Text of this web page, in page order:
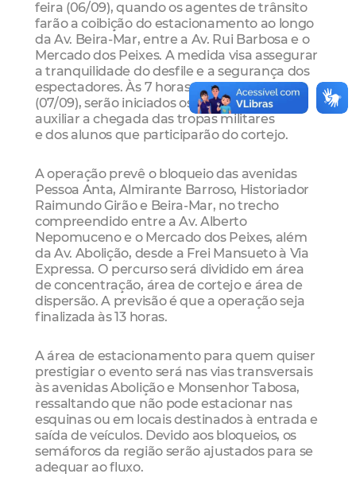
feira (06/09), quando os agentes de trânsito
farão a coibição do estacionamento ao longo
da Av. Beira-Mar, entre a Av. Rui Barbosa e o
Mercado dos Peixes. A medida visa assegurar
a tranquilidade do desfile e a segurança dos
espectadores. Às 7 horas de quinta-feira
(07/09), serão iniciados os bloqueios para
auxiliar a chegada das tropas militares
e dos alunos que participarão do cortejo.
A operação prevê o bloqueio das avenidas
Pessoa Anta, Almirante Barroso, Historiador
Raimundo Girão e Beira-Mar, no trecho
compreendido entre a Av. Alberto
Nepomuceno e o Mercado dos Peixes, além
da Av. Abolição, desde a Frei Mansueto à Via
Expressa. O percurso será dividido em área
de concentração, área de cortejo e área de
dispersão. A previsão é que a operação seja
finalizada às 13 horas.
A área de estacionamento para quem quiser
prestigiar o evento será nas vias transversais
às avenidas Abolição e Monsenhor Tabosa,
ressaltando que não pode estacionar nas
esquinas ou em locais destinados à entrada e
saída de veículos. Devido aos bloqueios, os
semáforos da região serão ajustados para se
adequar ao fluxo.